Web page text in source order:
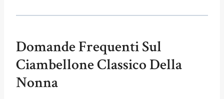
Domande Frequenti Sul
Ciambellone Classico Della
Nonna